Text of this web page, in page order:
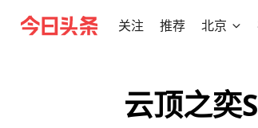
关注 推荐 北京
云顶之奕